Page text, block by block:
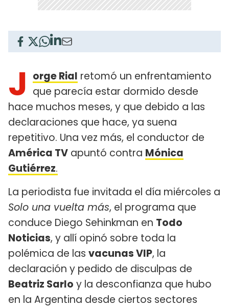
J orge Rial retomó un enfrentamiento
que parecía estar dormido desde
hace muchos meses, y que debido a las
declaraciones que hace, ya suena
repetitivo. Una vez más, el conductor de
América TV apuntó contra Mónica
Gutiérrez.
La periodista fue invitada el día miércoles a
Solo una vuelta más, el programa que
conduce Diego Sehinkman en Todo
Noticias, y allí opinó sobre toda la
polémica de las vacunas VIP, la
declaración y pedido de disculpas de
Beatriz Sarlo y la desconfianza que hubo
en la Argentina desde ciertos sectores